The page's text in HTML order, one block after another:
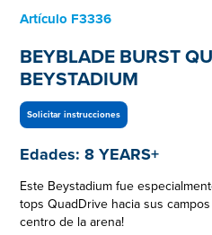
Artículo F3336
BEYBLADE BURST
BEYSTADIUM
Solicitar instrucciones
Edades: 8 YEARS+
Este Beystadium fue
tops QuadDrive hacia sus
centro de la arena!